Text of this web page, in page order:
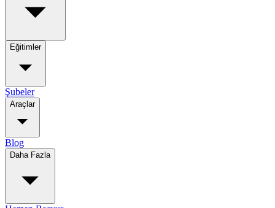
Eğitimler
Şubeler
Araçlar
Blog
Daha Fazla